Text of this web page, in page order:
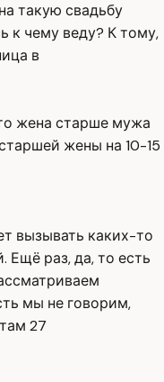
такую свадьбу
к чему веду? К тому,
в
жена старше мужа
жены на 10-15
вызывать каких-то
Ещё раз, да, то есть
мы не говорим,
27